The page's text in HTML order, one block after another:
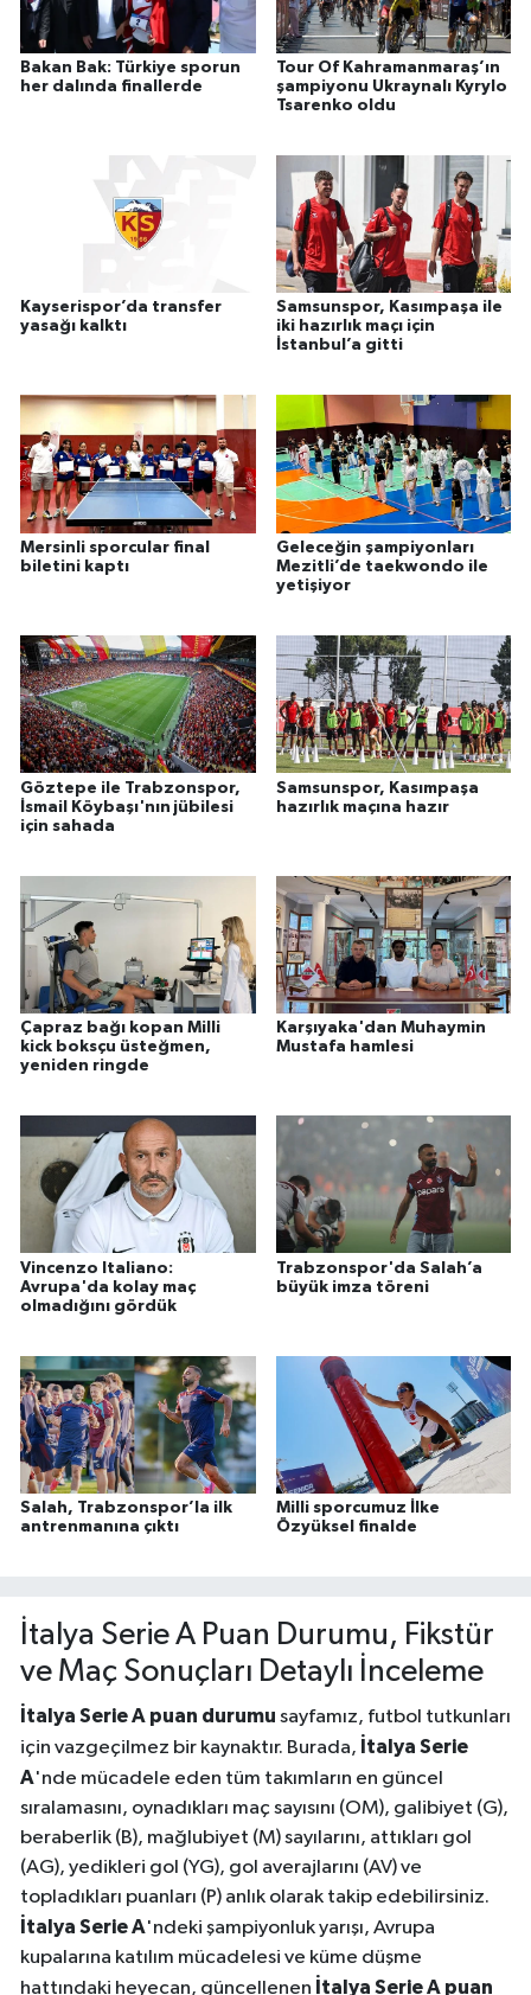
Bakan Bak: Türkiye sporun
her dalında finallerde
Tour Of Kahramanmaraş’ın
şampiyonu Ukraynalı Kyrylo
Tsarenko oldu
Kayserispor’da transfer
yasağı kalktı
Samsunspor, Kasımpaşa ile
iki hazırlık maçı için
İstanbul’a gitti
Mersinli sporcular final
biletini kaptı
Geleceğin şampiyonları
Mezitli’de taekwondo ile
yetişiyor
Göztepe ile Trabzonspor,
İsmail Köybaşı'nın jübilesi
için sahada
Samsunspor, Kasımpaşa
hazırlık maçına hazır
Çapraz bağı kopan Milli
kick boksçu üsteğmen,
yeniden ringde
Karşıyaka'dan Muhaymin
Mustafa hamlesi
Vincenzo Italiano:
Avrupa'da kolay maç
olmadığını gördük
Trabzonspor'da Salah’a
büyük imza töreni
Salah, Trabzonspor’la ilk
antrenmanına çıktı
Milli sporcumuz İlke
Özyüksel finalde
İtalya Serie A Puan Durumu, Fikstür
ve Maç Sonuçları Detaylı İnceleme
İtalya Serie A puan durumu sayfamız, futbol tutkunları
için vazgeçilmez bir kaynaktır. Burada, İtalya Serie
A'nde mücadele eden tüm takımların en güncel
sıralamasını, oynadıkları maç sayısını (OM), galibiyet (G),
beraberlik (B), mağlubiyet (M) sayılarını, attıkları gol
(AG), yedikleri gol (YG), gol averajlarını (AV) ve
topladıkları puanları (P) anlık olarak takip edebilirsiniz.
İtalya Serie A'ndeki şampiyonluk yarışı, Avrupa
kupalarına katılım mücadelesi ve küme düşme
hattındaki heyecan, güncellenen İtalya Serie A puan